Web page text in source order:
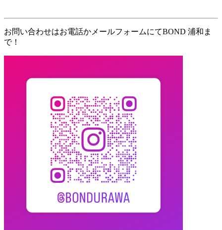
お問い合わせはお電話かメールフォームにてBOND 浦和ま
で！